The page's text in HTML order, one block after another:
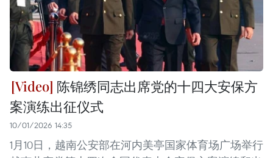
陈锦绣同志出席党的十四大安保方
案演练出征仪式
10/01/2026 14:35
1月10日，越南公安部在河内美亭国家体育场广场举行